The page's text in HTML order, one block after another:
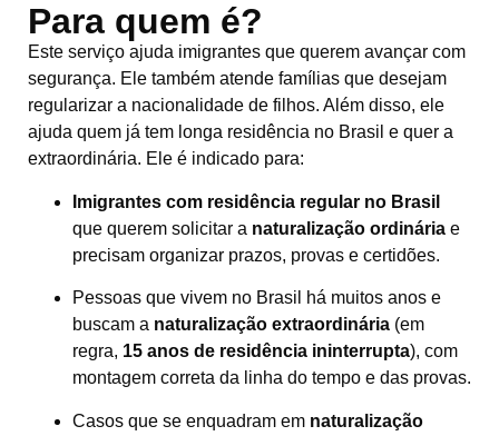
Para quem é?
Este serviço ajuda imigrantes que querem avançar com
segurança. Ele também atende famílias que desejam
regularizar a nacionalidade de filhos. Além disso, ele
ajuda quem já tem longa residência no Brasil e quer a
extraordinária. Ele é indicado para:
Imigrantes com residência regular no Brasil
que querem solicitar a naturalização ordinária e
precisam organizar prazos, provas e certidões.
Pessoas que vivem no Brasil há muitos anos e
buscam a naturalização extraordinária (em
regra, 15 anos de residência ininterrupta), com
montagem correta da linha do tempo e das provas.
Casos que se enquadram em naturalização